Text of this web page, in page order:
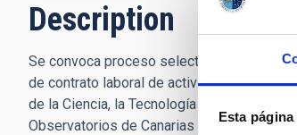
Esta
Description
Se convoca proceso selectivo para la
de contrato laboral de actividades
de la Ciencia, la Tecnología y la
Observatorios de Canarias y que tendrá,